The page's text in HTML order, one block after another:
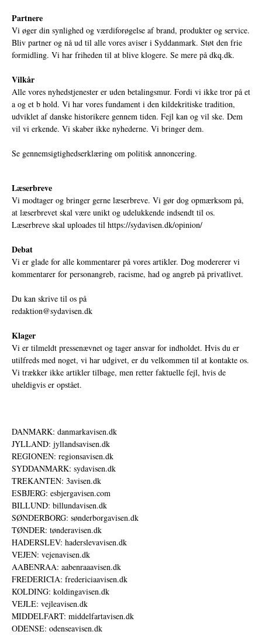
Partnere
Vi øger din synlighed og værdiforøgelse af brand, produkter og service.
Bliv partner og nå ud til alle vores aviser i Syddanmark. Støt den frie
formidling. Vi har friheden til at blive klogere. Se mere på dkq.dk.
Vilkår
Alle vores nyhedstjenester er uden betalingsmur. Fordi vi ikke tror på et
a og et b hold. Vi har vores fundament i den kildekritiske tradition,
udviklet af danske historikere gennem tiden. Fejl kan og vil ske. Dem
vil vi erkende. Vi skaber ikke nyhederne. Vi bringer dem.
Se gennemsigtighedserklæring om politisk annoncering.
Læserbreve
Vi modtager og bringer gerne læserbreve. Vi gør dog opmærksom på,
at læserbrevet skal være unikt og udelukkende indsendt til os.
Læserbreve skal uploades til https://sydavisen.dk/opinion/
Debat
Vi er glade for alle kommentarer på vores artikler. Dog modererer vi
kommentarer for personangreb, racisme, had og angreb på privatlivet.
Du kan skrive til os på
redaktion@sydavisen.dk
Klager
Vi er tilmeldt pressenævnet og tager ansvar for indholdet. Hvis du er
utilfreds med noget, vi har udgivet, er du velkommen til at kontakte os.
Vi trækker ikke artikler tilbage, men retter faktuelle fejl, hvis de
uheldigvis er opstået.
DANMARK: danmarkavisen.dk
JYLLAND: jyllandsavisen.dk
REGIONEN: regionsavisen.dk
SYDDANMARK: sydavisen.dk
TREKANTEN: 3avisen.dk
ESBJERG: esbjergavisen.com
BILLUND: billundavisen.dk
SØNDERBORG: sønderborgavisen.dk
TØNDER: tønderavisen.dk
HADERSLEV: haderslevavisen.dk
VEJEN: vejenavisen.dk
AABENRAA: aabenraaavisen.dk
FREDERICIA: fredericiaavisen.dk
KOLDING: koldingavisen.dk
VEJLE: vejleavisen.dk
MIDDELFART: middelfartavisen.dk
ODENSE: odenseavisen.dk